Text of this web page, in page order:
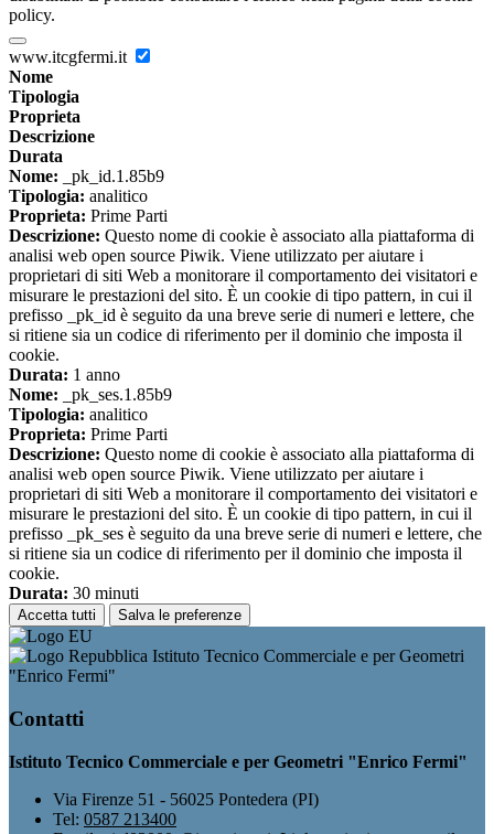
policy.
www.itcgfermi.it
Nome
Tipologia
Proprieta
Descrizione
Durata
Nome: _pk_id.1.85b9
Tipologia: analitico
Proprieta: Prime Parti
Descrizione: Questo nome di cookie è associato alla piattaforma di
analisi web open source Piwik. Viene utilizzato per aiutare i
proprietari di siti Web a monitorare il comportamento dei visitatori e
misurare le prestazioni del sito. È un cookie di tipo pattern, in cui il
prefisso _pk_id è seguito da una breve serie di numeri e lettere, che
si ritiene sia un codice di riferimento per il dominio che imposta il
cookie.
Durata: 1 anno
Nome: _pk_ses.1.85b9
Tipologia: analitico
Proprieta: Prime Parti
Descrizione: Questo nome di cookie è associato alla piattaforma di
analisi web open source Piwik. Viene utilizzato per aiutare i
proprietari di siti Web a monitorare il comportamento dei visitatori e
misurare le prestazioni del sito. È un cookie di tipo pattern, in cui il
prefisso _pk_ses è seguito da una breve serie di numeri e lettere, che
si ritiene sia un codice di riferimento per il dominio che imposta il
cookie.
Durata: 30 minuti
Accetta tutti Salva le preferenze
Istituto Tecnico Commerciale e per Geometri
"Enrico Fermi"
Contatti
Istituto Tecnico Commerciale e per Geometri "Enrico Fermi"
Via Firenze 51 - 56025 Pontedera (PI)
Tel: 0587 213400